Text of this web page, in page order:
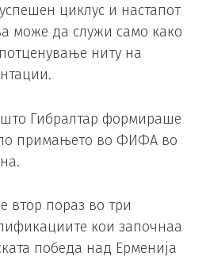
циклус и настапот
може да служи само како
ниту на
Гибралтар формираше
примањето во ФИФА во
втор пораз во три
кои започнаа
победа над Ерменија